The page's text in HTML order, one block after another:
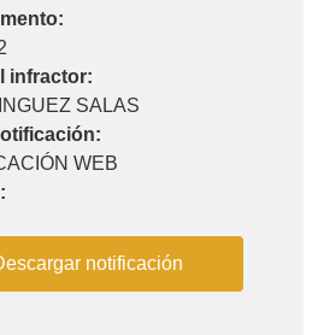
infractor:
SALAS
WEB
notificación